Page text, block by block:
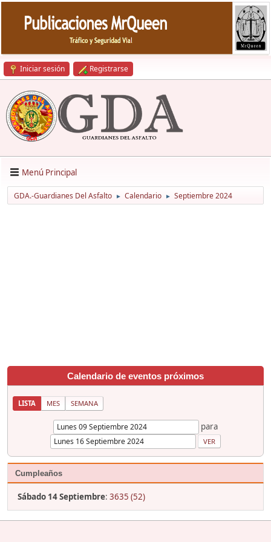
Iniciar sesión Registrarse
Menú Principal
GDA.-Guardianes Del Asfalto ► Calendario ► Septiembre 2024
Calendario de eventos próximos
LISTA MES SEMANA
para
Cumpleaños
Sábado 14 Septiembre: 3635 (52)